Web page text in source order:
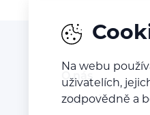
O nás
Naše vize
Na webu
uživatelích,
zodpovědně a